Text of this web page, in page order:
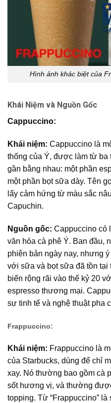
Hình ảnh khác biệt của
Khái Niệm và Nguồn Gốc
Cappuccino:
Khái niệm: Cappuccino là
thống của Ý, được làm từ ba
gần bằng nhau: một phần
một phần bọt sữa dày. Tên
lấy cảm hứng từ màu sắc
Capuchin.
Nguồn gốc: Cappuccino có
văn hóa cà phê Ý. Ban đầu,
phiên bản ngày nay, nhưng
với sữa và bọt sữa đã tồn
biến rộng rãi vào thế kỷ 20
espresso thương mại.
sự tinh tế và nghệ thuật pha
Frappuccino:
Khái niệm: Frappuccino là
của Starbucks, dùng để chỉ
xay. Nó thường bao gồm cà
sốt hương vị, và thường
topping. Từ “Frappuccino”